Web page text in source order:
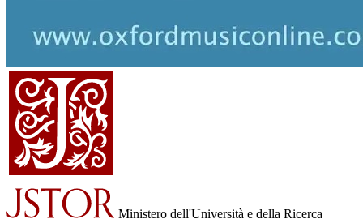
Ministero dell'Università e della Ricerca